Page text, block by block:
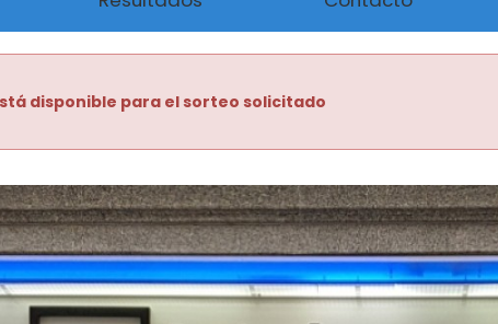
disponible para el sorteo solicitado